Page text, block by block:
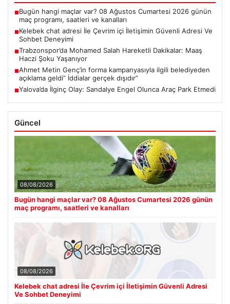
■Bugün hangi maçlar var? 08 Ağustos Cumartesi 2026 günün
maç programı, saatleri ve kanalları
■Kelebek chat adresi İle Çevrim içi İletişimin Güvenli Adresi Ve
Sohbet Deneyimi
■Trabzonspor’da Mohamed Salah Hareketli Dakikalar: Maaş
Haczi Şoku Yaşanıyor
■Ahmet Metin Genç’in forma kampanyasıyla ilgili belediyeden
açıklama geldi” İddialar gerçek dışıdır”
■Yalova’da İlginç Olay: Sandalye Engel Olunca Araç Park Etmedi
Güncel
08/08/2026
Bugün hangi maçlar var? 08 Ağustos Cumartesi 2026 günün
maç programı, saatleri ve kanalları
08/08/2026
Kelebek chat adresi İle Çevrim içi İletişimin Güvenli Adresi
Ve Sohbet Deneyimi